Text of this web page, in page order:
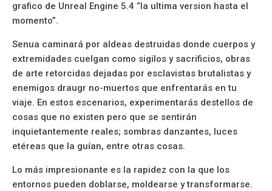
grafico de Unreal Engine 5.4 “la ultima version hasta el
momento”.
Senua caminará por aldeas destruidas donde cuerpos y
extremidades cuelgan como sigilos y sacrificios, obras
de arte retorcidas dejadas por esclavistas brutalistas y
enemigos draugr no-muertos que enfrentarás en tu
viaje. En estos escenarios, experimentarás destellos de
cosas que no existen pero que se sentirán
inquietantemente reales; sombras danzantes, luces
etéreas que la guían, entre otras cosas.
Lo más impresionante es la rapidez con la que los
entornos pueden doblarse, moldearse y transformarse.